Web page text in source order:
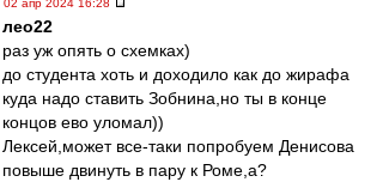
02 апр 2024 16:28
лео22
раз уж опять о схемках)
до студента хоть и доходило как до жирафа
куда надо ставить Зобнина,но ты в конце
концов ево уломал))
Лексей,может все-таки попробуем Денисова
повыше двинуть в пару к Роме,а?